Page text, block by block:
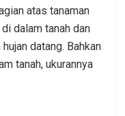
atas tanaman
dalam tanah dan
datang. Bahkan
tanah, ukurannya